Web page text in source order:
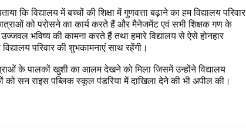
कि विद्यालय में बच्चों की शिक्षा में गुणवत्ता बढ़ाने का हम विद्यालय परिवार
को परोसने का कार्य करते हैं और मैनेजमेंट एवं सभी शिक्षक गण के
भविष्य की कामना करते हैं तथा हमारे विद्यालय से ऐसे होनहार
परिवार की शुभकामनाएं साथ रहेंगी।
के पालकों खुशी का आलम देखने को मिला जिसमें उन्होंने विद्यालय
को सन राइस पब्लिक स्कूल पंडरिया में दाखिला देने की भी अपील की।